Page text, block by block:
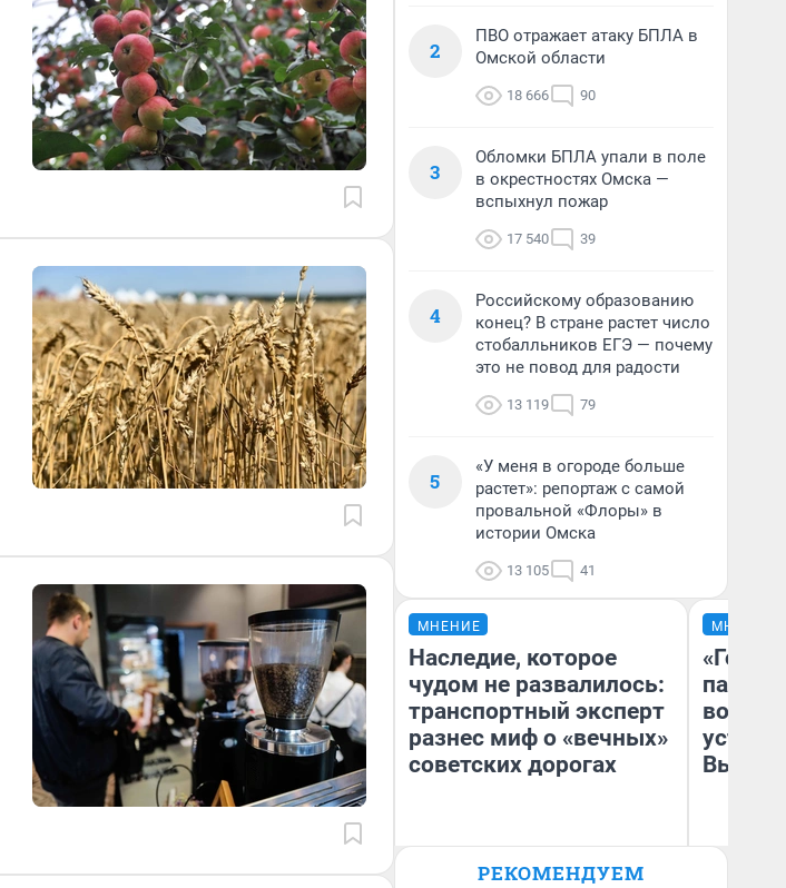
2
ПВО отражает атаку БПЛА в
Омской области
18 666 90
3
Обломки БПЛА упали в поле
в окрестностях Омска —
вспыхнул пожар
17 540 39
4
Российскому образованию
конец? В стране растет число
стобалльников ЕГЭ — почему
это не повод для радости
13 119 79
5
«У меня в огороде больше
растет»: репортаж с самой
провальной «Флоры» в
истории Омска
13 105 41
МНЕНИЕ
Наследие, которое
чудом не развалилось:
транспортный эксперт
разнес миф о «вечных»
советских дорогах
Блогер, предприниматель,
МНЕНИЕ
РЕКОМЕНДУЕМ